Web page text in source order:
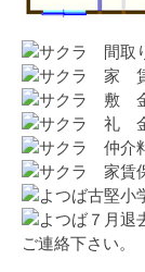
間取
家 賃
敷 金
礼 金
仲介
家賃
古堅小
７月退
ご連絡下さい。